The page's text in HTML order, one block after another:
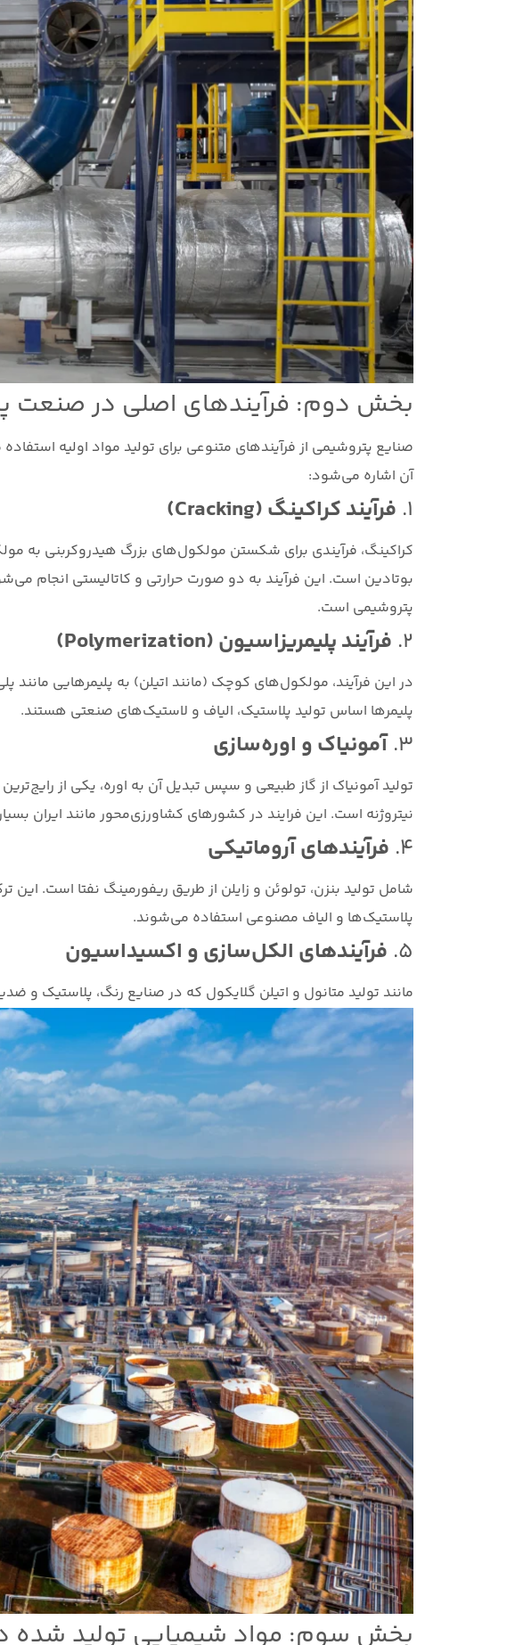
بخش دوم: فرآیندهای اصلی در صنعت
صنایع پتروشیمی از فرآیندهای متنوعی برای تولید مواد اولیه
آن اشاره می‌شود:
۱. فرآیند کراکینگ (Cracking)
کراکینگ، فرآیندی برای شکستن مولکول‌های بزرگ هیدروکربنی به
بوتادین است. این فرآیند به دو صورت حرارتی و کاتالیستی انجام
پتروشیمی است.
۲. فرآیند پلیمریزاسیون (Polymerization)
پلیمرها اساس تولید پلاستیک، الیاف و لاستیک‌های صنعتی هستند.
۳. آمونیاک و اوره‌سازی
تولید آمونیاک از گاز طبیعی و سپس تبدیل آن به اوره، یکی از
نیتروژنه است. این فرایند در کشورهای کشاورزی‌محور مانند ایران
۴. فرآیندهای آروماتیکی
شامل تولید بنزن، تولوئن و زایلن از طریق ریفورمینگ نفتا است. این
پلاستیک‌ها و الیاف مصنوعی استفاده می‌شوند.
۵. فرآیندهای الکل‌سازی و اکسیداسیون
مانند تولید متانول و اتیلن گلایکول که در صنایع رنگ، پلاستیک و
بخش سوم: مواد شیمیایی تولید شده